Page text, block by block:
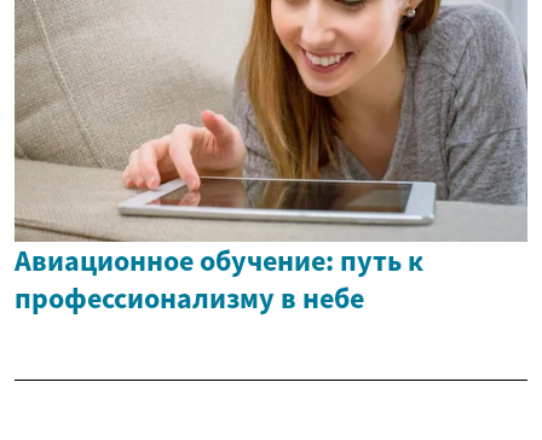
Авиационное обучение: путь к
профессионализму в небе